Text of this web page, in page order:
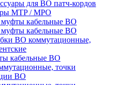
для ВО патч-кордов
MTP / MPO
кабельные ВО
кабельные ВО
ВО коммутационные,
кабельные ВО
точки
ВО